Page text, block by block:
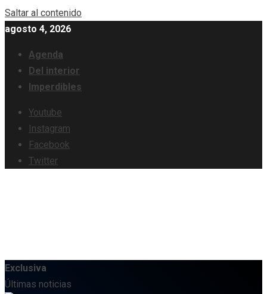
Saltar al contenido
agosto 4, 2026
Agenda
Del interior
Imperdibles
Youtube
Instagram
Facebook
Twitter
Exclusiva
Últimas noticias